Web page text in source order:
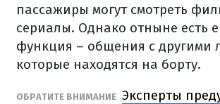
пассажиры могут смотреть
сериалы. Однако отныне есть
функция – общения с другими
которые находятся на борту.
ОБРАТИТЕ ВНИМАНИЕ Эксперты